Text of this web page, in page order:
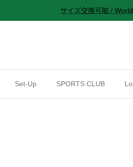
サイズ交換可能 /
Set-Up SPORTS CLUB